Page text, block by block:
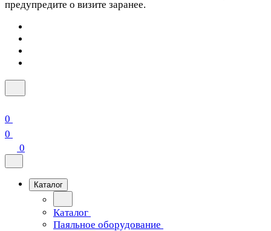
предупредите о визите заранее.
0
0
0
Каталог
Каталог
Паяльное оборудование